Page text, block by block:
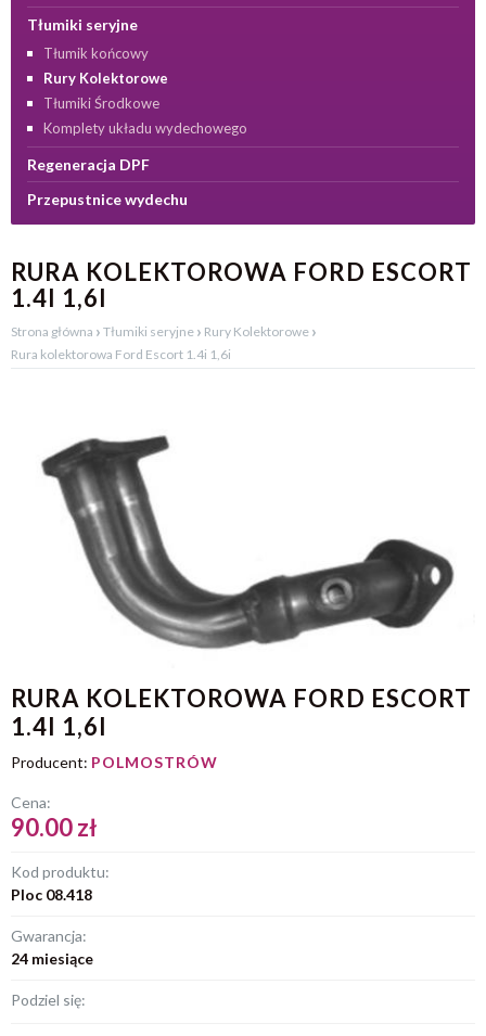
Tłumiki seryjne
Tłumik końcowy
Rury Kolektorowe
Tłumiki Środkowe
Komplety układu wydechowego
Regeneracja DPF
Przepustnice wydechu
RURA KOLEKTOROWA FORD ESCORT
1.4I 1,6I
Strona główna › Tłumiki seryjne › Rury Kolektorowe ›
Rura kolektorowa Ford Escort 1.4i 1,6i
RURA KOLEKTOROWA FORD ESCORT
1.4I 1,6I
Producent: POLMOSTRÓW
Cena:
90.00 zł
Kod produktu:
Ploc 08.418
Gwarancja:
24 miesiące
Podziel się: